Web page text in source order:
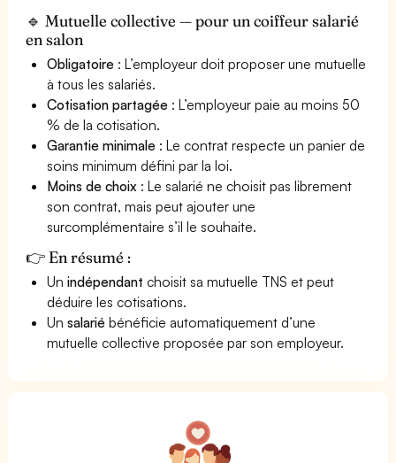
🔹 Mutuelle collective — pour un coiffeur salarié
en salon
Obligatoire : L’employeur doit proposer une mutuelle
à tous les salariés.
Cotisation partagée : L’employeur paie au moins 50
% de la cotisation.
Garantie minimale : Le contrat respecte un panier de
soins minimum défini par la loi.
Moins de choix : Le salarié ne choisit pas librement
son contrat, mais peut ajouter une
surcomplémentaire s’il le souhaite.
👉 En résumé :
Unindépendant choisit sa mutuelle TNS et peut
déduire les cotisations.
Unsalarié bénéficie automatiquement d’une
mutuelle collective proposée par son employeur.